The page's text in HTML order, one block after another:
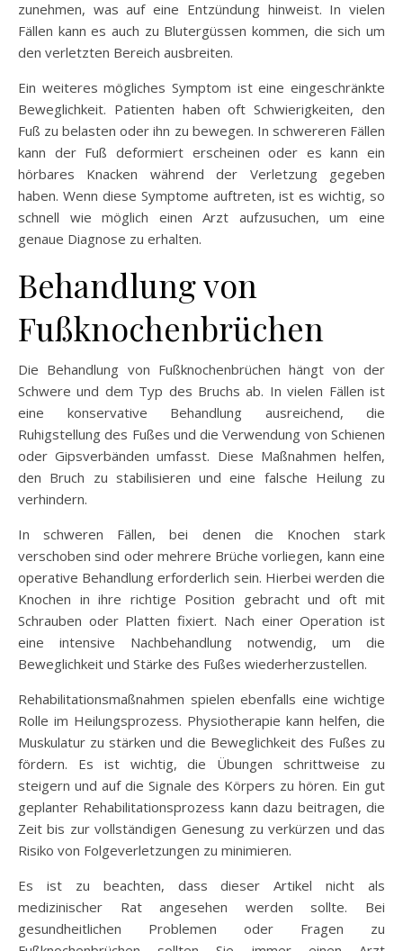
zunehmen, was auf eine Entzündung hinweist. In vielen
Fällen kann es auch zu Blutergüssen kommen, die sich um
den verletzten Bereich ausbreiten.
Ein weiteres mögliches Symptom ist eine eingeschränkte
Beweglichkeit. Patienten haben oft Schwierigkeiten, den
Fuß zu belasten oder ihn zu bewegen. In schwereren Fällen
kann der Fuß deformiert erscheinen oder es kann ein
hörbares Knacken während der Verletzung gegeben
haben. Wenn diese Symptome auftreten, ist es wichtig, so
schnell wie möglich einen Arzt aufzusuchen, um eine
genaue Diagnose zu erhalten.
Behandlung von
Fußknochenbrüchen
Die Behandlung von Fußknochenbrüchen hängt von der
Schwere und dem Typ des Bruchs ab. In vielen Fällen ist
eine konservative Behandlung ausreichend, die
Ruhigstellung des Fußes und die Verwendung von Schienen
oder Gipsverbänden umfasst. Diese Maßnahmen helfen,
den Bruch zu stabilisieren und eine falsche Heilung zu
verhindern.
In schweren Fällen, bei denen die Knochen stark
verschoben sind oder mehrere Brüche vorliegen, kann eine
operative Behandlung erforderlich sein. Hierbei werden die
Knochen in ihre richtige Position gebracht und oft mit
Schrauben oder Platten fixiert. Nach einer Operation ist
eine intensive Nachbehandlung notwendig, um die
Beweglichkeit und Stärke des Fußes wiederherzustellen.
Rehabilitationsmaßnahmen spielen ebenfalls eine wichtige
Rolle im Heilungsprozess. Physiotherapie kann helfen, die
Muskulatur zu stärken und die Beweglichkeit des Fußes zu
fördern. Es ist wichtig, die Übungen schrittweise zu
steigern und auf die Signale des Körpers zu hören. Ein gut
geplanter Rehabilitationsprozess kann dazu beitragen, die
Zeit bis zur vollständigen Genesung zu verkürzen und das
Risiko von Folgeverletzungen zu minimieren.
Es ist zu beachten, dass dieser Artikel nicht als
medizinischer Rat angesehen werden sollte. Bei
gesundheitlichen Problemen oder Fragen zu